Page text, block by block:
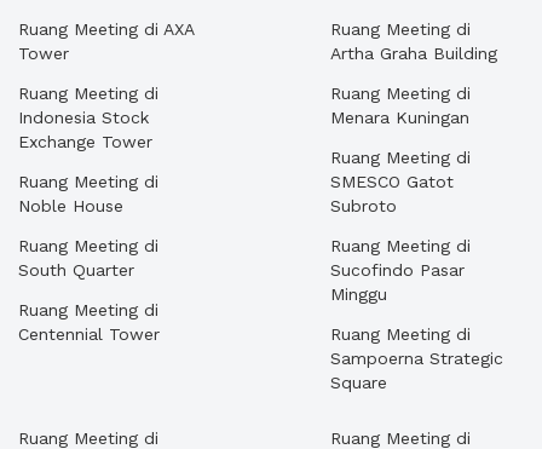
Ruang Meeting di AXA
Tower
Ruang Meeting di
Indonesia Stock
Exchange Tower
Ruang Meeting di
Noble House
Ruang Meeting di
South Quarter
Ruang Meeting di
Centennial Tower
Ruang Meeting di
Artha Graha Building
Ruang Meeting di
Menara Kuningan
Ruang Meeting di
SMESCO Gatot
Subroto
Ruang Meeting di
Sucofindo Pasar
Minggu
Ruang Meeting di
Sampoerna Strategic
Square
Ruang Meeting di
Ruang Meeting di